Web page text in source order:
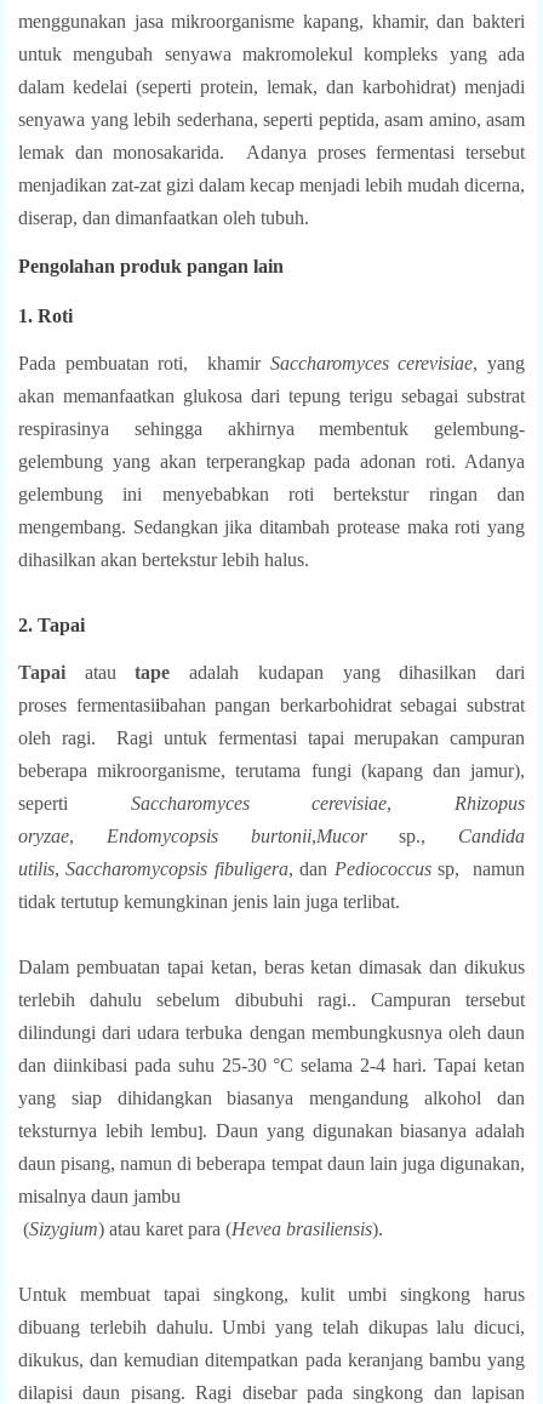
menggunakan jasa mikroorganisme kapang, khamir, dan bakteri
untuk mengubah senyawa makromolekul kompleks yang ada
dalam kedelai (seperti protein, lemak, dan karbohidrat) menjadi
senyawa yang lebih sederhana, seperti peptida, asam amino, asam
lemak dan monosakarida. Adanya proses fermentasi tersebut
menjadikan zat-zat gizi dalam kecap menjadi lebih mudah dicerna,
diserap, dan dimanfaatkan oleh tubuh.
Pengolahan produk pangan lain
1. Roti
Pada pembuatan roti, khamir Saccharomyces cerevisiae, yang
akan memanfaatkan glukosa dari tepung terigu sebagai substrat
respirasinya sehingga akhirnya membentuk gelembung-
gelembung yang akan terperangkap pada adonan roti. Adanya
gelembung ini menyebabkan roti bertekstur ringan dan
mengembang. Sedangkan jika ditambah protease maka roti yang
dihasilkan akan bertekstur lebih halus.
2. Tapai
Tapai atautape adalah kudapan yang dihasilkan dari
proses fermentasiibahan pangan berkarbohidrat sebagai substrat
oleh ragi.
Ragi untuk fermentasi tapai merupakan campuran
beberapa mikroorganisme, terutama fungi (kapang dan jamur),
seperti Saccharomyces cerevisiae, Rhizopus
oryzae, Endomycopsis burtonii,Mucorsp., Candida
utilis,Saccharomycopsis fibuligera, dan Pediococcussp,
namun
tidak tertutup kemungkinan jenis lain juga terlibat.
Dalam pembuatan tapai ketan, beras ketan dimasak dan dikukus
terlebih dahulu sebelum dibubuhi ragi.. Campuran tersebut
dilindungi dari udara terbuka dengan membungkusnya oleh daun
dan diinkibasi pada suhu 25-30 °C selama 2-4 hari.Tapai ketan
yang siap dihidangkan biasanya mengandung alkohol dan
teksturnya lebih lembu]. Daun yang digunakan biasanya adalah
daun pisang, namun di beberapa tempat daun lain juga digunakan,
misalnya daun jambu
(Sizygium) atau karet para (Hevea brasiliensis).
Untuk membuat tapai singkong, kulit umbi singkong harus
dibuang terlebih dahulu. Umbi yang telah dikupas lalu dicuci,
dikukus, dan kemudian ditempatkan pada keranjang bambu yang
dilapisi daun pisang. Ragi disebar pada singkong dan lapisan